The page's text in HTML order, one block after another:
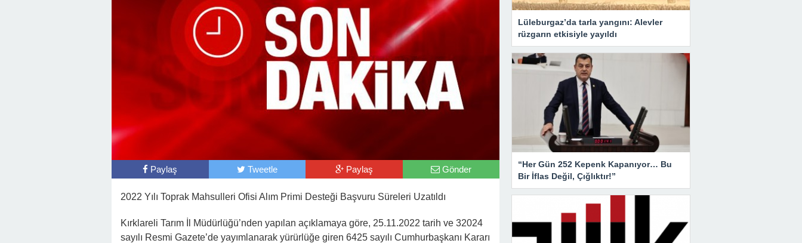
Paylaş Tweetle Paylaş Gönder
2022 Yılı Toprak Mahsulleri Ofisi Alım Primi Desteği Başvuru Süreleri Uzatıldı
Kırklareli Tarım İl Müdürlüğü’nden yapılan açıklamaya göre, 25.11.2022 tarih ve 32024
sayılı Resmi Gazete’de yayımlanarak yürürlüğe giren 6425 sayılı Cumhurbaşkanı Kararı
Lüleburgaz’da tarla yangını: Alevler
rüzgarın etkisiyle yayıldı
“Her Gün 252 Kepenk Kapanıyor… Bu
Bir İflas Değil, Çığlıktır!”